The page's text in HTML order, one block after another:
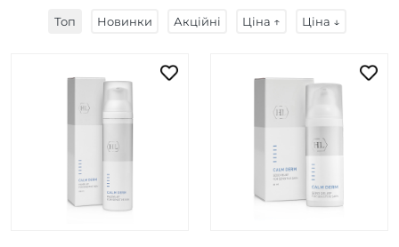
Топ Новинки Акційні Ціна ↑ Ціна ↓